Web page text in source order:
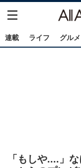
連載 ライフ グルメ
「もしや....」